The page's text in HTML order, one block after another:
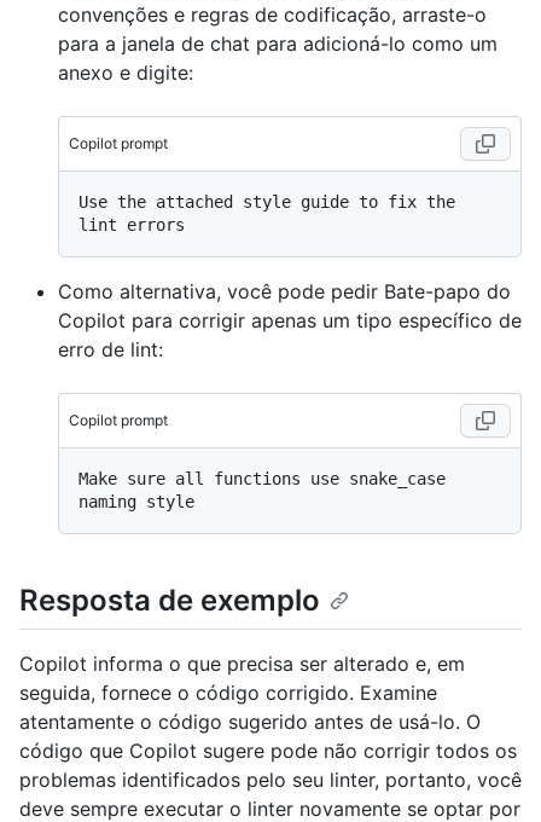
convenções e regras de codificação, arraste-o
para a janela de chat para adicioná-lo como um
anexo e digite:
Copilot prompt
Use the attached style guide to fix the
Como alternativa, você pode pedir Bate-papo do
Copilot para corrigir apenas um tipo específico de
erro de lint:
Copilot prompt
Make sure all functions use snake_case
Resposta de exemplo
Copilot informa o que precisa ser alterado e, em
seguida, fornece o código corrigido. Examine
atentamente o código sugerido antes de usá-lo. O
código que Copilot sugere pode não corrigir todos os
problemas identificados pelo seu linter, portanto, você
deve sempre executar o linter novamente se optar por